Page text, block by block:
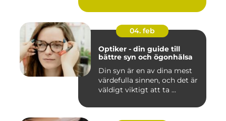
04. feb
Optiker - din guide till
bättre syn och ögonhälsa
Din syn är en av dina mest
värdefulla sinnen, och det är
väldigt viktigt att ta ...